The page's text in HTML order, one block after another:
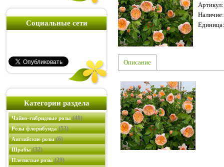
Социальные сети
Категории раздела
Чайно-гибридные розы(40)
Розы флорибунда(53)
Английские розы(6)
Шрабы(32)
Плетистые розы(29)
Артикул:
Наличие:
Единица:
Описание